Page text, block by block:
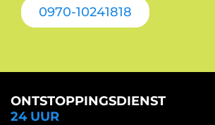
0970-10241818
ONTSTOPPINGSDIENST
24 UUR